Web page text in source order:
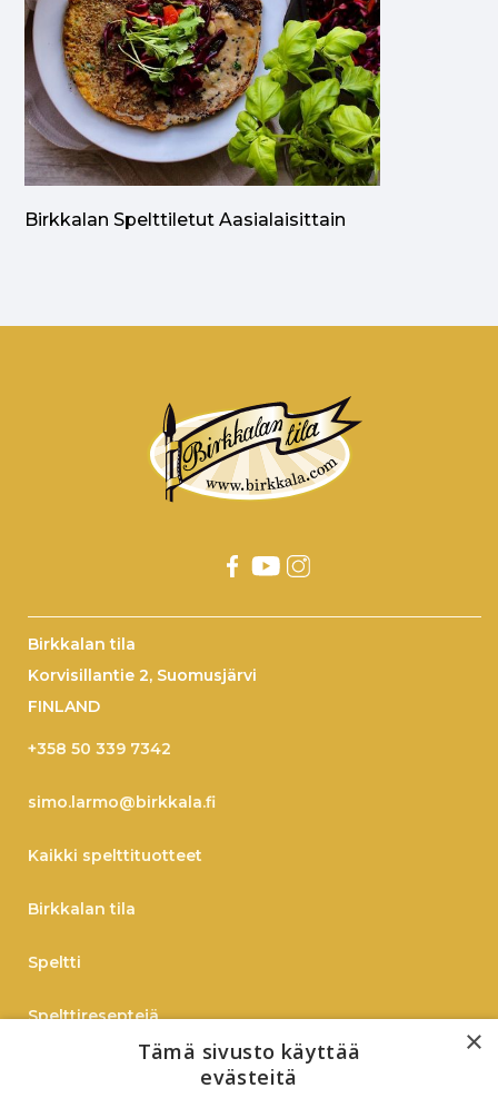
Birkkalan Spelttiletut Aasialaisittain
Birkkalan tila
Korvisillantie 2, Suomusjärvi
FINLAND
+358 50 339 7342
simo.larmo@birkkala.fi
Kaikki spelttituotteet
Birkkalan tila
Speltti
Spelttireseptejä
×
Tämä sivusto käyttää
evästeitä